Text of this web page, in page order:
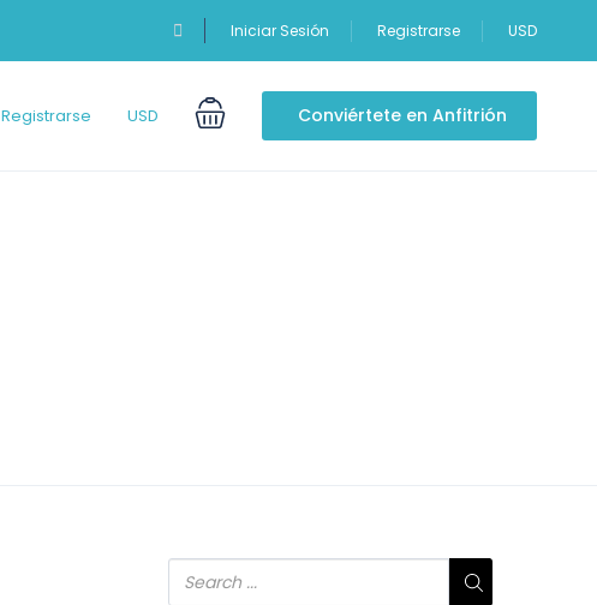
Iniciar Sesión Registrarse USD
Registrarse USD Conviértete en Anfitrión